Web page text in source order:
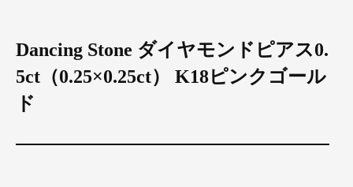
Dancing Stone ダイヤモンドピアス0.
5ct（0.25×0.25ct） K18ピンクゴール
ド